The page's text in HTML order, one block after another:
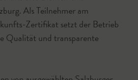
Als Teilnehmer am
Zertifikat setzt der Betrieb
Qualität und transparente